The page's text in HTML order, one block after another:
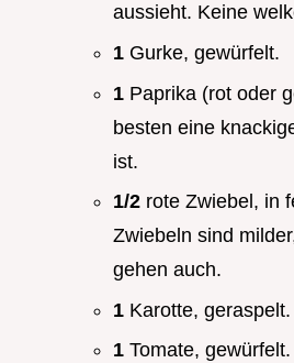
aussieht. Keine
1 Gurke, gewürfelt.
1 Paprika (rot oder
besten eine
ist.
1/2 rote Zwiebel, in
Zwiebeln sind
gehen auch.
1 Karotte, geraspelt.
1 Tomate, gewürfelt.